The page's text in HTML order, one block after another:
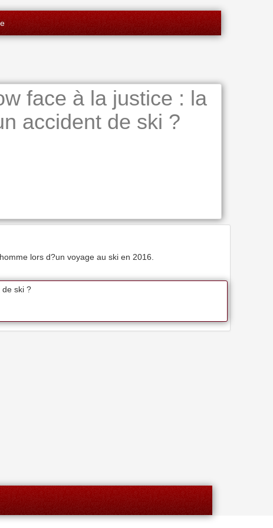
face à la justice : la
accident de ski ?
lors d?un voyage au ski en 2016.
ski ?